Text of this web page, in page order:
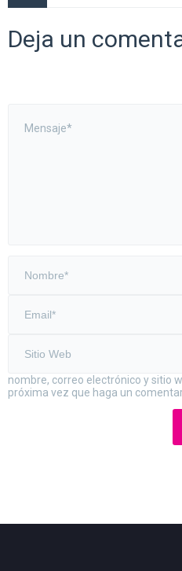
Deja un
nombre, correo electrónico y sitio
próxima vez que haga un